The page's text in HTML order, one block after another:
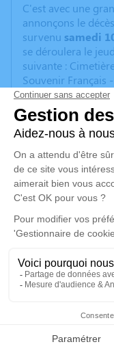
Faire-part
C'est avec une
annonçons le
survenu samedi
se déroulera le
suivante :
Souvenir Français
Cérémonie
jeudi 15 juin
Cimetière de
17210